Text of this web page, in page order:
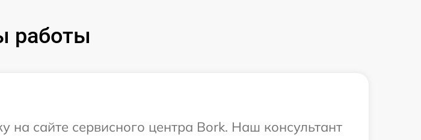
работы
на сайте сервисного центра Bork. Наш консультант